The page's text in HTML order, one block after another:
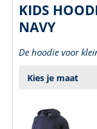
KIDS
NAVY
De hoodie voor